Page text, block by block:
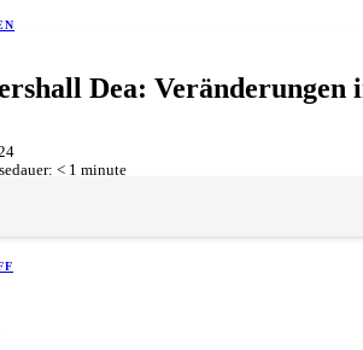
Dea: Veränderungen
< 1 minute